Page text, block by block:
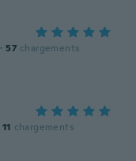
· 57 chargements
11 chargements